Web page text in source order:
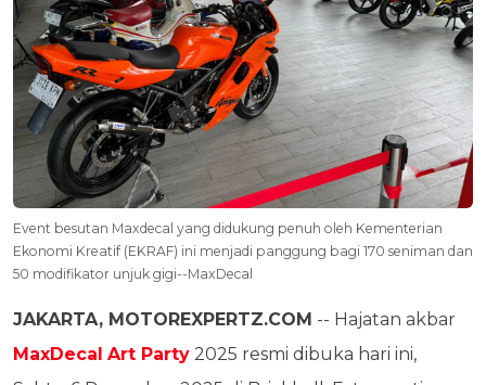
Event besutan Maxdecal yang didukung penuh oleh Kementerian
Ekonomi Kreatif (EKRAF) ini menjadi panggung bagi 170 seniman dan
50 modifikator unjuk gigi--MaxDecal
JAKARTA, MOTOREXPERTZ.COM -- Hajatan akbar
MaxDecal Art Party 2025 resmi dibuka hari ini,